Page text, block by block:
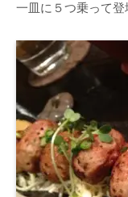
一皿に５つ乗って登